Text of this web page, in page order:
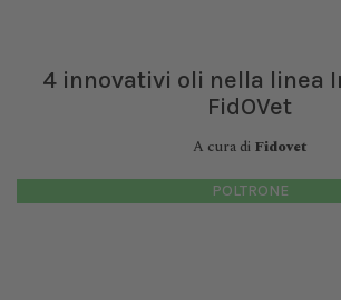
4 innovativi oli nella linea
FidOVet
A cura di Fidovet
POLTRONE